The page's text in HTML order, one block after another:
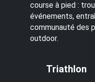
course à pied :
événements,
communauté des
outdoor.
Triathlon